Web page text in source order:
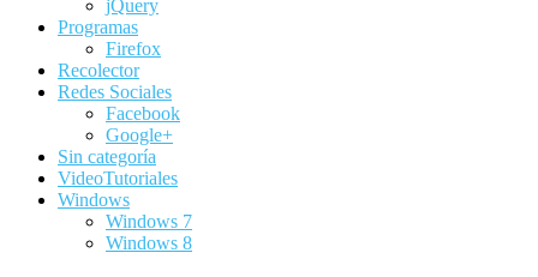
jQuery
Programas
Firefox
Recolector
Redes Sociales
Facebook
Google+
Sin categoría
VideoTutoriales
Windows
Windows 7
Windows 8